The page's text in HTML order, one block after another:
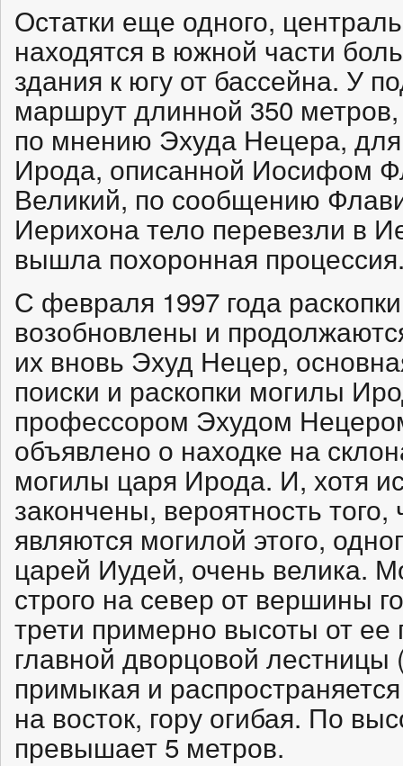
Остатки еще одного,
находятся в южной части
здания к югу от бассейна. У
маршрут длинной 350
по мнению Эхуда Нецера,
Ирода, описанной Иосифом
Великий, по сообщению
Иерихона тело перевезли в
вышла похоронная
С февраля 1997 года
возобновлены и
их вновь Эхуд Нецер,
поиски и раскопки могилы
профессором Эхудом
объявлено о находке на
могилы царя Ирода. И, хотя
закончены, вероятность
являются могилой этого,
царей Иудей, очень велика.
строго на север от вершины
трети примерно высоты от ее
главной дворцовой
примыкая и
на восток, гору огибая. По
превышает 5 метров.